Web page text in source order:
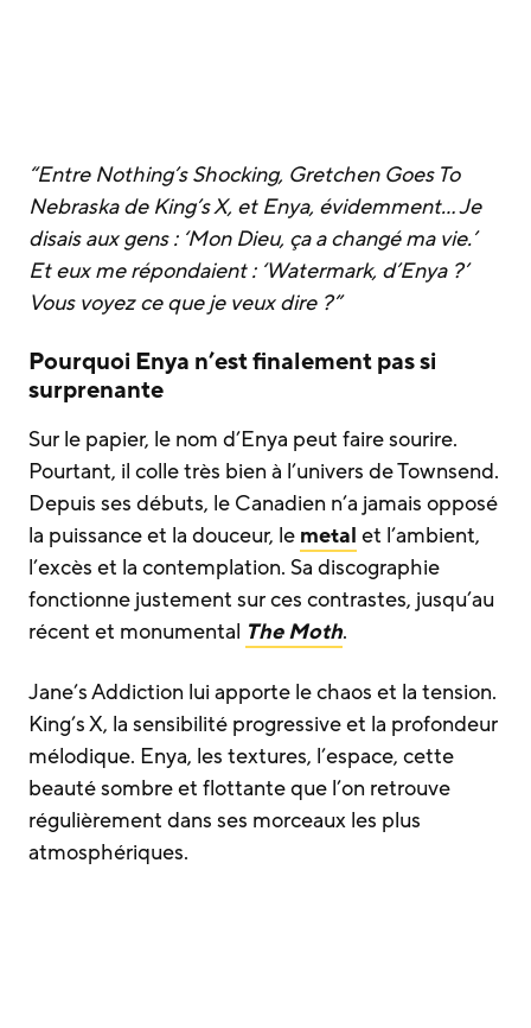
“Entre Nothing’s Shocking, Gretchen Goes To
Nebraskade King’s X, et Enya, évidemment… Je
disais aux gens : ‘Mon Dieu, ça a changé ma vie.’
Et eux me répondaient : ‘Watermark, d’Enya ?’
Vous voyez ce que je veux dire ?”
Pourquoi Enya n’est finalement pas si
surprenante
Sur le papier, le nom d’Enya peut faire sourire.
Pourtant, il colle très bien à l’univers de Townsend.
Depuis ses débuts, le Canadien n’a jamais opposé
la puissance et la douceur, le metal et l’ambient,
l’excès et la contemplation. Sa discographie
fonctionne justement sur ces contrastes, jusqu’au
récent et monumental The Moth.
Jane’s Addiction lui apporte le chaos et la tension.
King’s X, la sensibilité progressive et la profondeur
mélodique. Enya, les textures, l’espace, cette
beauté sombre et flottante que l’on retrouve
régulièrement dans ses morceaux les plus
atmosphériques.